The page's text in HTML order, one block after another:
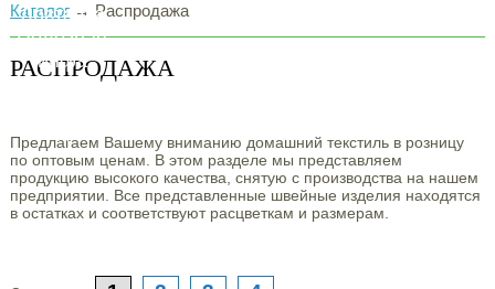
Каталог→ Распродажа
РАСПРОДАЖА
Предлагаем Вашему вниманию домашний текстиль в розницу
по оптовым ценам. В этом разделе мы представляем
продукцию высокого качества, снятую с производства на нашем
предприятии. Все представленные швейные изделия находятся
в остатках и соответствуют расцветкам и размерам.
Доставка
Полезная
инфа
Магазины